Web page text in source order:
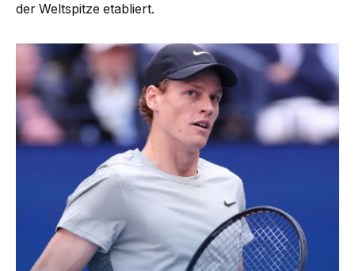
der Weltspitze etabliert.